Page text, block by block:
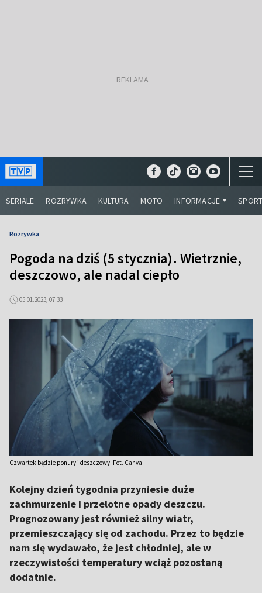
SERIALE ROZRYWKA KULTURA MOTO INFORMACJE
Rozrywka
Pogoda na dziś (5 stycznia). Wietrznie,
deszczowo, ale nadal ciepło
05.01.2023, 07:33
Czwartek będzie ponury i deszczowy. Fot. Canva
Kolejny dzień tygodnia przyniesie duże
zachmurzenie i przelotne opady deszczu.
Prognozowany jest również silny wiatr,
przemieszczający się od zachodu. Przez to będzie
nam się wydawało, że jest chłodniej, ale w
rzeczywistości temperatury wciąż pozostaną
dodatnie.